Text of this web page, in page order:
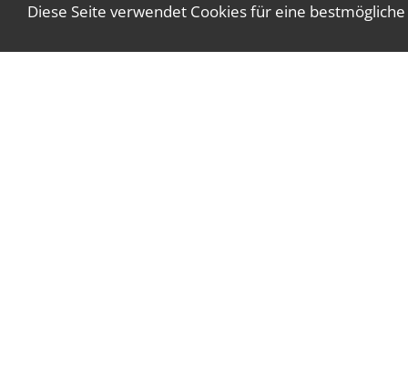
Diese Seite verwendet Cookies für eine